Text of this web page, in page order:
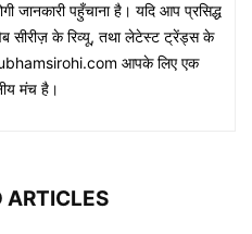
जानकारी पहुँचाना है। यदि आप प्रसिद्ध
सीरीज़ के रिव्यू, तथा लेटेस्ट ट्रेंड्स के
आपके लिए एक
मंच है।
ARTICLES